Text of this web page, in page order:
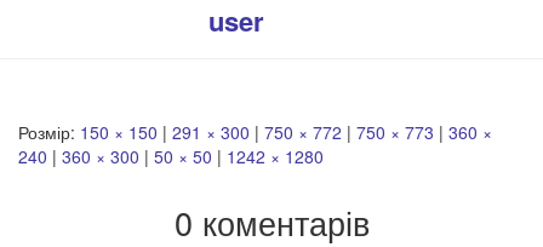
user
Розмір: 150 × 150 | 291 × 300 | 750 × 772 | 750 × 773 | 360 ×
240 | 360 × 300 | 50 × 50 | 1242 × 1280
0 коментарів